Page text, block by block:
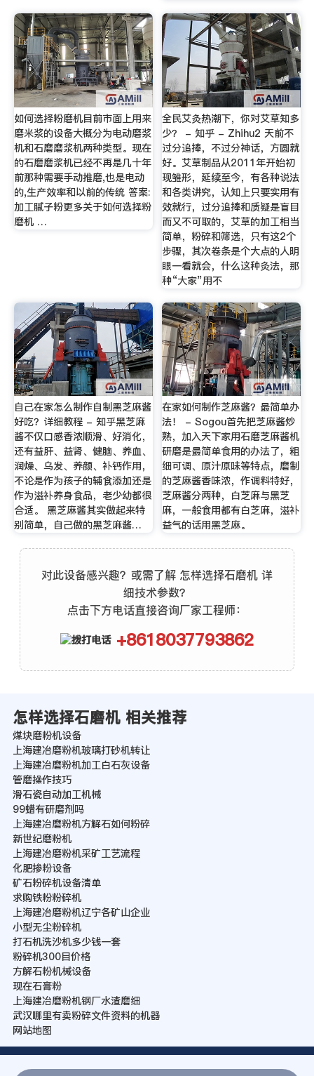
如何选择粉磨机目前市面上用来
磨米浆的设备大概分为电动磨浆
机和石磨磨浆机两种类型。现在
的石磨磨浆机已经不再是几十年
前那种需要手动推磨,也是电动
的,生产效率和以前的传统 答案:
加工腻子粉更多关于如何选择粉
磨机 …
全民艾灸热潮下，你对艾草知多
少？ - 知乎 - Zhihu2 天前不
过分追捧，不过分神话，方圆就
好。艾草制品从2011年开始初
现雏形，延续至今，有各种说法
和各类讲究，认知上只要实用有
效就行，过分追捧和质疑是盲目
而又不可取的，艾草的加工相当
简单，粉碎和筛选，只有这2个
步骤，其次卷条是个大点的人明
眼一看就会，什么这种灸法，那
种“大家”用不
自己在家怎么制作自制黑芝麻酱
好吃？详细教程 - 知乎黑芝麻
酱不仅口感香浓顺滑、好消化，
还有益肝、益肾、健脑、养血、
润燥、乌发、养颜、补钙作用，
不论是作为孩子的辅食添加还是
作为滋补养身食品，老少幼都很
合适。 黑芝麻酱其实做起来特
别简单，自己做的黑芝麻酱…
在家如何制作芝麻酱？最简单办
法！ - Sogou首先把芝麻酱炒
熟，加入天下家用石磨芝麻酱机
研磨是最简单食用的办法了，粗
细可调、原汁原味等特点，磨制
的芝麻酱香味浓，作调料特好，
芝麻酱分两种，白芝麻与黑芝
麻，一般食用都有白芝麻，滋补
益气的话用黑芝麻。
对此设备感兴趣？或需了解 怎样选择石磨机 详
细技术参数？
点击下方电话直接咨询厂家工程师：
+8618037793862
怎样选择石磨机 相关推荐
煤块磨粉机设备
上海建冶磨粉机玻璃打砂机转让
上海建冶磨粉机加工白石灰设备
管磨操作技巧
滑石瓷自动加工机械
99蜡有研磨剂吗
上海建冶磨粉机方解石如何粉碎
新世纪磨粉机
上海建冶磨粉机采矿工艺流程
化肥掺粉设备
矿石粉碎机设备清单
求购铁粉粉碎机
上海建冶磨粉机辽宁各矿山企业
小型无尘粉碎机
打石机洗沙机多少钱一套
粉碎机300目价格
方解石粉机械设备
现在石膏粉
上海建冶磨粉机钢厂水渣磨细
武汉哪里有卖粉碎文件资料的机器
网站地图